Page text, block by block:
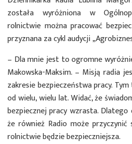
została wyróżniona w
rolnictwie można pracować
przyznana za cykl audycji
– Dla mnie jest to ogromne
Makowska-Maksim. – Misją radia
zakresie bezpieczeństwa pracy.
od wielu, wielu lat. Widać, że
bezpiecznej pracy wzrasta.
że również Radio może
rolnictwie będzie bezpieczniejsza.